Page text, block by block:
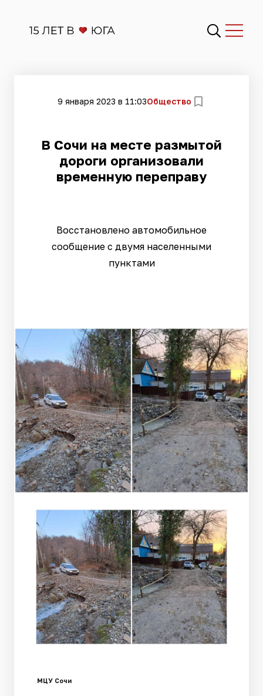
9 января 2023 в 11:03Общество
​В Сочи на месте размытой
дороги организовали
временную переправу
Восстановлено автомобильное
сообщение с двумя населенными
пунктами
МЦУ Сочи